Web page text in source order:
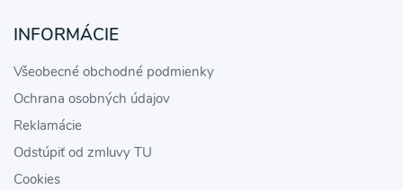
INFORMÁCIE
Všeobecné obchodné podmienky
Ochrana osobných údajov
Reklamácie
Odstúpiť od zmluvy TU
Cookies